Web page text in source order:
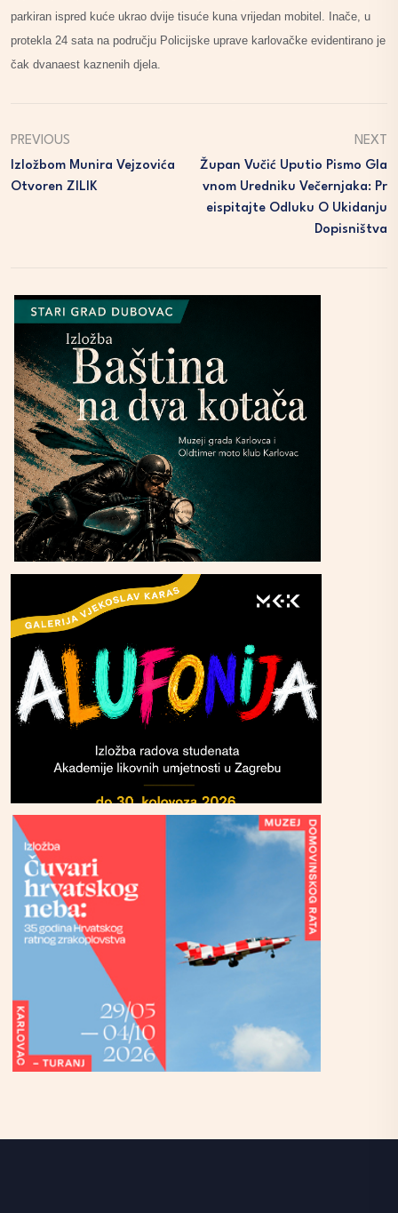
parkiran ispred kuće ukrao dvije tisuće kuna vrijedan mobitel. Inače, u
protekla 24 sata na području Policijske uprave karlovačke evidentirano je
čak dvanaest kaznenih djela.
PREVIOUS
Izložbom Munira Vejzovića
Otvoren ZILIK
NEXT
Župan Vučić Uputio Pismo Gla
Vnom Uredniku Večernjaka: Pr
Eispitajte Odluku O Ukidanju
Dopisništva